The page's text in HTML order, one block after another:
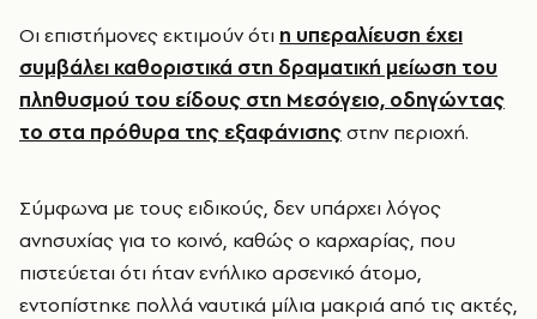
Οι επιστήμονες εκτιμούν ότι η υπεραλίευση έχει
συμβάλει καθοριστικά στη δραματική μείωση του
πληθυσμού του είδους στη Μεσόγειο, οδηγώντας
το στα πρόθυρα της εξαφάνισηςστην περιοχή.
Σύμφωνα με τους ειδικούς, δεν υπάρχει λόγος
ανησυχίας για το κοινό, καθώς ο καρχαρίας, που
πιστεύεται ότι ήταν ενήλικο αρσενικό άτομο,
εντοπίστηκε πολλά ναυτικά μίλια μακριά από τις ακτές,